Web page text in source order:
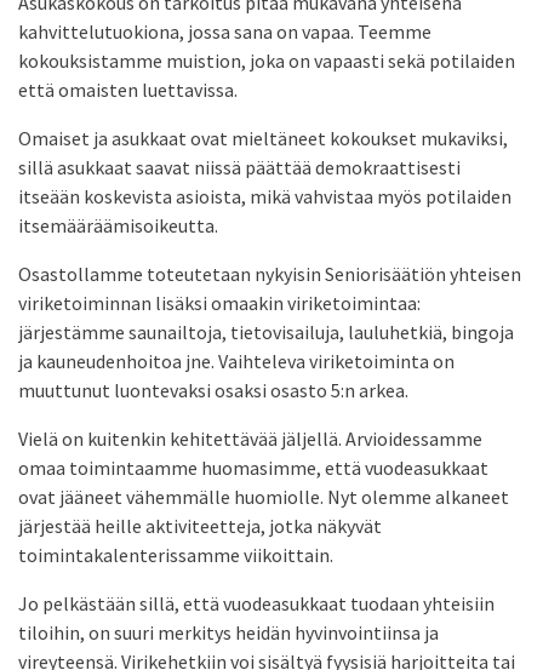
kahvittelutuokiona, jossa sana on vapaa. Teemme
kokouksistamme muistion, joka on vapaasti sekä potilaiden
että omaisten luettavissa.
Omaiset ja asukkaat ovat mieltäneet kokoukset mukaviksi,
sillä asukkaat saavat niissä päättää demokraattisesti
itseään koskevista asioista, mikä vahvistaa myös potilaiden
itsemääräämisoikeutta.
Osastollamme toteutetaan nykyisin Seniorisäätiön yhteisen
viriketoiminnan lisäksi omaakin viriketoimintaa:
järjestämme saunailtoja, tietovisailuja, lauluhetkiä, bingoja
ja kauneudenhoitoa jne. Vaihteleva viriketoiminta on
muuttunut luontevaksi osaksi osasto 5:n arkea.
Vielä on kuitenkin kehitettävää jäljellä. Arvioidessamme
omaa toimintaamme huomasimme, että vuodeasukkaat
ovat jääneet vähemmälle huomiolle. Nyt olemme alkaneet
järjestää heille aktiviteetteja, jotka näkyvät
toimintakalenterissamme viikoittain.
Jo pelkästään sillä, että vuodeasukkaat tuodaan yhteisiin
tiloihin, on suuri merkitys heidän hyvinvointiinsa ja
vireyteensä. Virikehetkiin voi sisältyä fyysisiä harjoitteita tai